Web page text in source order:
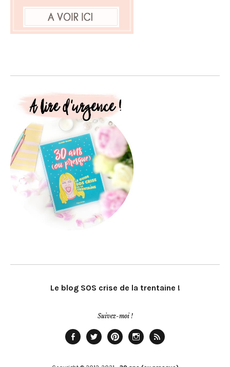
Le blog SOS crise de la trentaine !
Suivez-moi !